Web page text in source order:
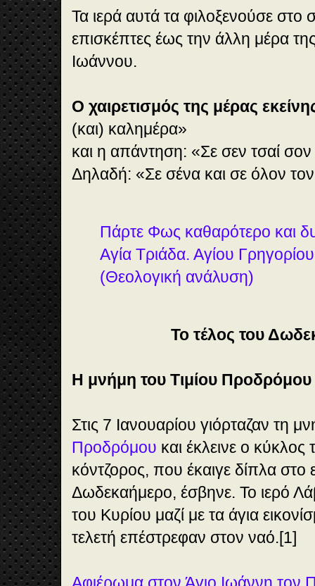
Τα ιερά αυτά τα φιλοξενούσε στο
επισκέπτες έως την άλλη μέρα
Ιωάννου.
Ο χαιρετισμός της μέρας
(και) καλημέρα»
και η απάντηση: «Σε σεν τσαί
Δηλαδή: «Σε σένα και σε όλον
Πάρτε Φως καθαρότερο και
Αγία Τριάδα. Αγίου
(Θεολογική ανάλυση)
Το τέλος του
Η μνήμη του Τιμίου Προδρόμου
Στις 7 Ιανουαρίου γιόρταζαν τη
Προδρόμου και έκλεινε ο
κόντζορος, που έκαιγε δίπλα στο
Δωδεκαήμερο, έσβηνε. Το ιερό
του Κυρίου μαζί με τα άγια
τελετή επέστρεφαν στον ναό.[1]